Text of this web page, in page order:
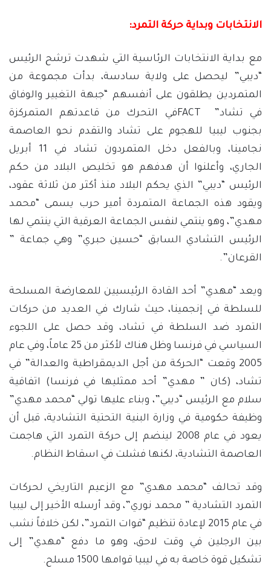
الانتخابات وبداية حركة التمرد:
مع بداية الانتخابات الرئاسية التي شهدت ترشح الرئيس
“ديبي” ليحصل على ولاية سادسة، بدأت مجموعة من
المتمردين يطلقون على أنفسهم “جبهة التغيير والوفاق
في تشاد” FACTفي التحرك من قاعدتهم المتمركزة
بجنوب ليبيا للهجوم على تشاد والتقدم نحو العاصمة
نجامينا، وبالفعل دخل المتمردون تشاد في 11 أبريل
الجاري، وأعلنوا أن هدفهم هو تخليص البلاد من حكم
الرئيس “ديبي” الذي يحكم البلاد منذ أكثر من ثلاثة عقود،
ويقود هذه الجماعة المتمردة أمير حرب يسمى “محمد
مهدي”، وهو ينتمي لنفس الجماعة العرقية التي ينتمي لها
الرئيس التشادي السابق “حسين حبري” وهي جماعة ”
القرعان”.
ويعد “مهدي” أحد القادة الرئيسيين للمعارضة المسلحة
للسلطة في إنجمينا، حيث شارك في العديد من حركات
التمرد ضد السلطة في تشاد، وقد حصل على اللجوء
السياسي في فرنسا وظل هناك لأكثر من 25 عاماً، وفي عام
2005 وقعت “الحركة من أجل الديمقراطية والعدالة” في
تشاد، (كان ” مهدي” أحد ممثليها في فرنسا) اتفاقية
سلام مع الرئيس “ديبي”، وبناء عليها تولي “محمد مهدي”
وظيفة حكومية في وزارة البنية التحتية التشادية، قبل أن
يعود في عام 2008 لينضم إلى حركة التمرد التي هاجمت
العاصمة التشادية، لكنها فشلت في اسقاط النظام.
وقد تحالف “محمد مهدي” مع الزعيم التاريخي لحركات
التمرد التشادية ” محمد نوري”، وقد أرسله الأخير إلى ليبيا
في عام 2015 لإعادة تنظيم “قوات التمرد”، لكن خلافاً نشب
بين الرجلين في وقت لاحق، وهو ما دفع “مهدي” إلى
تشكيل قوة خاصة به في ليبيا قوامها 1500 مسلح.